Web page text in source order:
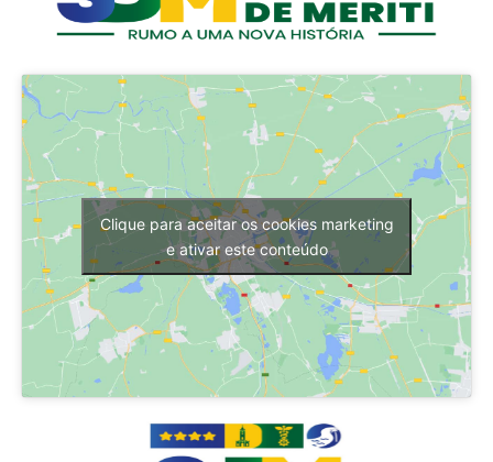
Clique para aceitar os cookies marketing
e ativar este conteúdo